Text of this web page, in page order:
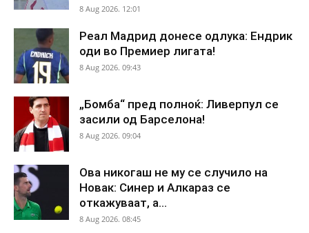
8 Aug 2026. 12:01
Реал Мадрид донесе одлука: Ендрик
оди во Премиер лигата!
8 Aug 2026. 09:43
„Бомба“ пред полноќ: Ливерпул се
засили од Барселона!
8 Aug 2026. 09:04
Ова никогаш не му се случило на
Новак: Синер и Алкараз се
откажуваат, а...
8 Aug 2026. 08:45